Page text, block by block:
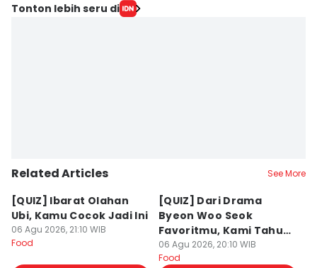
Tonton lebih seru di
Related Articles See More
[QUIZ] Ibarat Olahan
Ubi, Kamu Cocok Jadi Ini
06 Agu 2026, 21:10 WIB
Food
[QUIZ] Dari Drama
Byeon Woo Seok
Favoritmu, Kami Tahu
Makanan yang Cocok
untukmu
06 Agu 2026, 20:10 WIB
Food